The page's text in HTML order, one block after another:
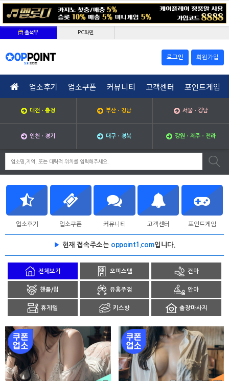
출석부 PC화면
로그인 회원가입
업소후기 업소쿠폰 커뮤니티 고객센터 포인트게임
대전ㆍ충청 부산ㆍ경남 서울ㆍ강남
인천ㆍ경기 대구ㆍ경북 강원ㆍ제주ㆍ전라
업소후기 업소쿠폰 커뮤니티 고객센터 포인트게임
▶ 현재 접속주소는 oppoint1.com입니다.
전체보기 오피스텔 건마
핸플/립 유흥주점 안마
휴게텔 키스방 출장마사지